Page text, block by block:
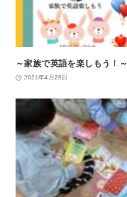
～家族で英語を楽しもう！～
2021年4月26日